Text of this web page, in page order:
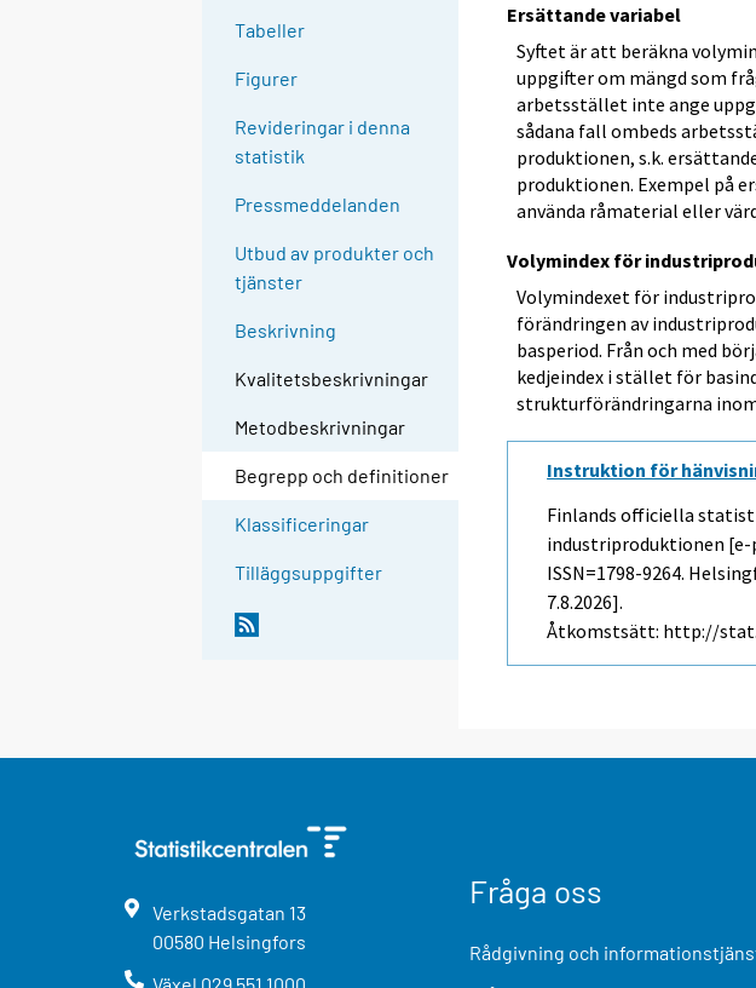
Tabeller
Figurer
Revideringar i denna
statistik
Pressmeddelanden
Utbud av produkter och
tjänster
Beskrivning
Kvalitetsbeskrivningar
Metodbeskrivningar
Begrepp och definitioner
Klassificeringar
Tilläggsuppgifter
Ersättande variabel
Syftet är att beräkna
uppgifter om mängd som
arbetsstället inte ange
sådana fall ombeds
produktionen, s.k.
produktionen. Exempel på
använda råmaterial eller
Volymindex för
Volymindexet för
förändringen av
basperiod. Från och med
kedjeindex i stället för
strukturförändringarna
Instruktion för
Finlands officiella
industriproduktionen
ISSN=1798-9264.
7.8.2026].
Åtkomstsätt: http://
Verkstadsgatan 13
00580 Helsingfors
Fråga oss
Rådgivning och